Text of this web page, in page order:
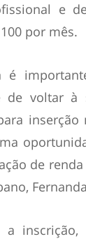
e
por mês.
é
de voltar
de
a